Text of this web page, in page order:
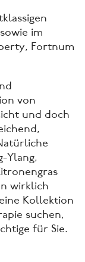
im
Fortnum
von
und doch
Ylang,
wirklich
Kollektion
suchen,
für Sie.